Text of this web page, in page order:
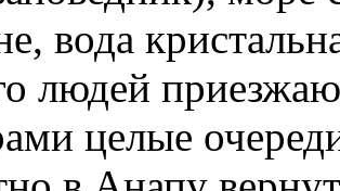
вода
людей
целые